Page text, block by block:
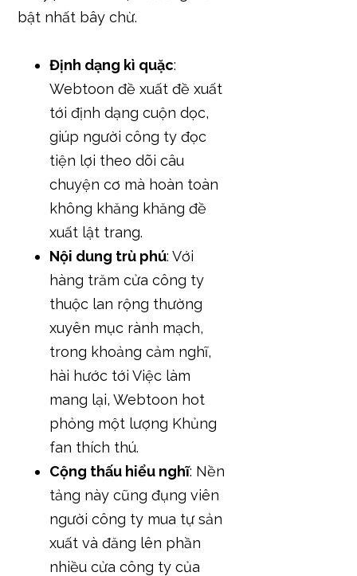
bật nhất bây chừ.
Định dạng kì quặc:
Webtoon đề xuất đề xuất
tới định dạng cuộn dọc,
giúp người công ty đọc
tiện lợi theo dõi câu
chuyện cơ mà hoàn toàn
không khăng khăng đề
xuất lật trang.
Nội dung trù phú: Với
hàng trăm cửa công ty
thuộc lan rộng thường
xuyên mục rành mạch,
trong khoảng cảm nghĩ,
hài hước tới Việc làm
mang lại, Webtoon hot
phỏng một lượng Khủng
fan thích thú.
Cộng thấu hiểu nghĩ: Nền
tảng này cũng đụng viên
người công ty mua tự sản
xuất và đăng lên phần
nhiều cửa công ty của